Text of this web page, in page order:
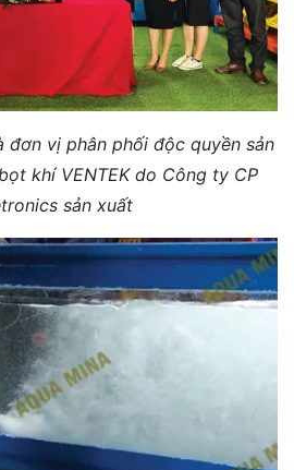
đơn vị phân phối độc quyền sản
khí VENTEK do Công ty CP
sản xuất